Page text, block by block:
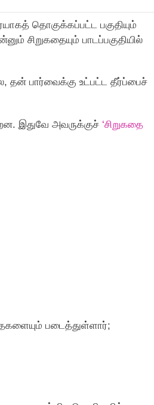
தொகுக்கப்பட்ட பகுதியும்
சிறுகதையும் பாடப்பகுதியில்
தன் பார்வைக்கு உட்பட்ட தீர்ப்பைச்
இதுவே அவருக்குச் ‘சிறுகதை
படைத்துள்ளார்;